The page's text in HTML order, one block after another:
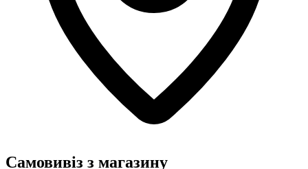
Самовивіз з магазину